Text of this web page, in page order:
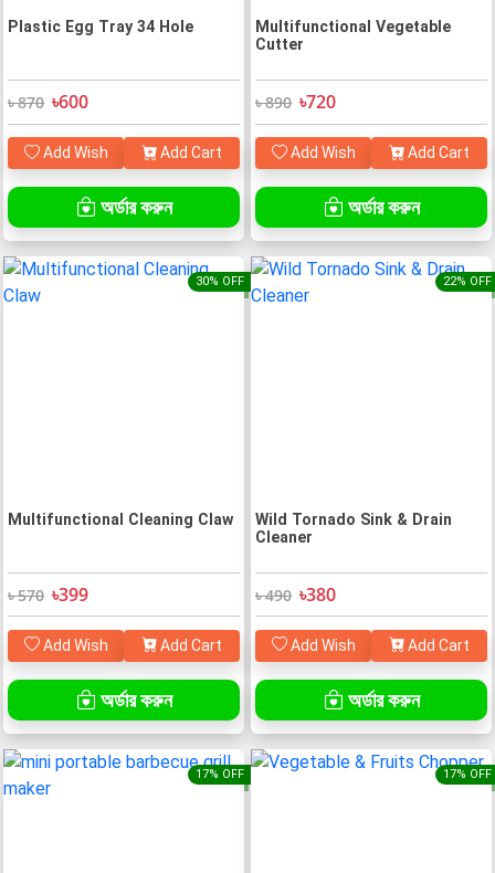
Plastic Egg Tray 34 Hole
৳ 870 ৳600
Add Wish Add Cart
অর্ডার করুন
Multifunctional Vegetable
Cutter
৳ 890 ৳720
Add Wish Add Cart
অর্ডার করুন
30% OFF
Multifunctional Cleaning Claw
৳ 570 ৳399
Add Wish Add Cart
অর্ডার করুন
22% OFF
Wild Tornado Sink & Drain
Cleaner
৳ 490 ৳380
Add Wish Add Cart
অর্ডার করুন
17% OFF 17% OFF